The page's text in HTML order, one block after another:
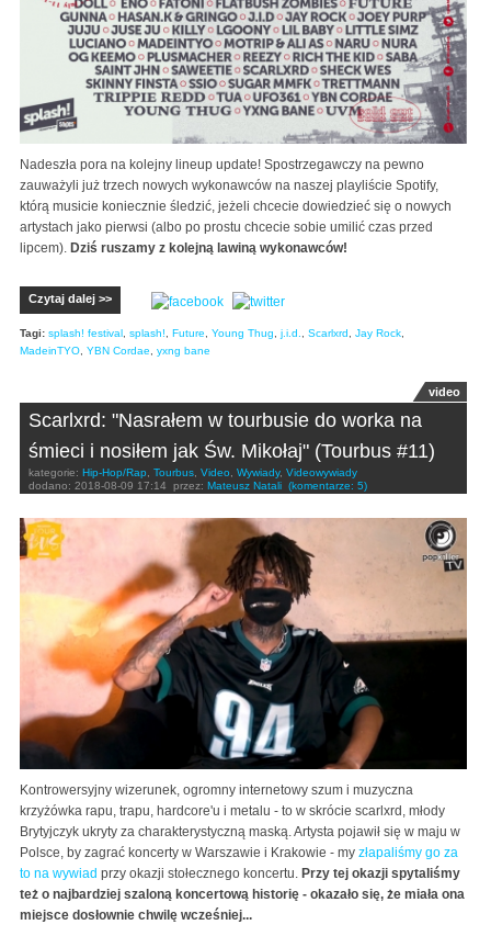
Nadeszła pora na kolejny lineup update! Spostrzegawczy na pewno
zauważyli już trzech nowych wykonawców na naszej playliście Spotify,
którą musicie koniecznie śledzić, jeżeli chcecie dowiedzieć się o nowych
artystach jako pierwsi (albo po prostu chcecie sobie umilić czas przed
lipcem). Dziś ruszamy z kolejną lawiną wykonawców!
Czytaj dalej >>
Tagi: splash! festival splash! Future Young Thug j.i.d. Scarlxrd Jay Rock
MadeinTYO YBN Cordae yxng bane
video
Scarlxrd: "Nasrałem w tourbusie do worka na
śmieci i nosiłem jak Św. Mikołaj" (Tourbus #11)
kategorie: Hip-Hop/Rap Tourbus Video Wywiady, Videowywiady
dodano: 2018-08-09 17:14 przez: Mateusz Natali (komentarze: 5)
Kontrowersyjny wizerunek, ogromny internetowy szum i muzyczna
krzyżówka rapu, trapu, hardcore'u i metalu - to w skrócie scarlxrd, młody
Brytyjczyk ukryty za charakterystyczną maską. Artysta pojawił się w maju w
Polsce, by zagrać koncerty w Warszawie i Krakowie - my złapaliśmy go za
to na wywiad przy okazji stołecznego koncertu. Przy tej okazji spytaliśmy
też o najbardziej szaloną koncertową historię - okazało się, że miała ona
miejsce dosłownie chwilę wcześniej...